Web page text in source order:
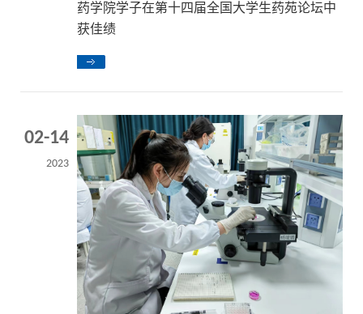
药学院学子在第十四届全国大学生药苑论坛中
获佳绩
02-14
2023